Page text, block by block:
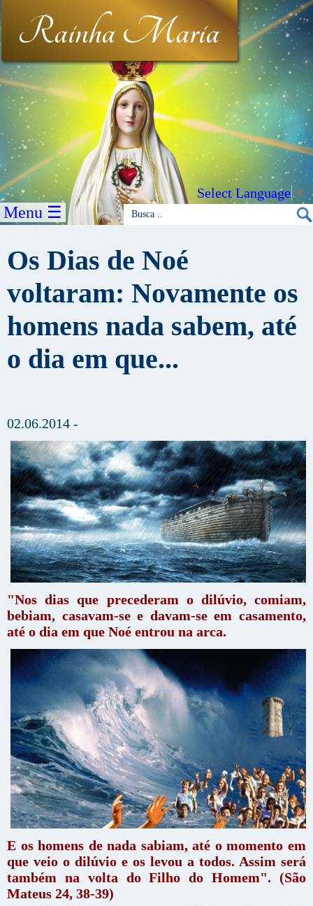
Rainha Maria
Select Language ▼
Menu ☰
Os Dias de Noé
voltaram: Novamente os
homens nada sabem, até
o dia em que...
02.06.2014 -
"Nos dias que precederam o dilúvio, comiam,
bebiam, casavam-se e davam-se em casamento,
até o dia em que Noé entrou na arca.
E os homens de nada sabiam, até o momento em
que veio o dilúvio e os levou a todos. Assim será
também na volta do Filho do Homem". (São
Mateus 24, 38-39)